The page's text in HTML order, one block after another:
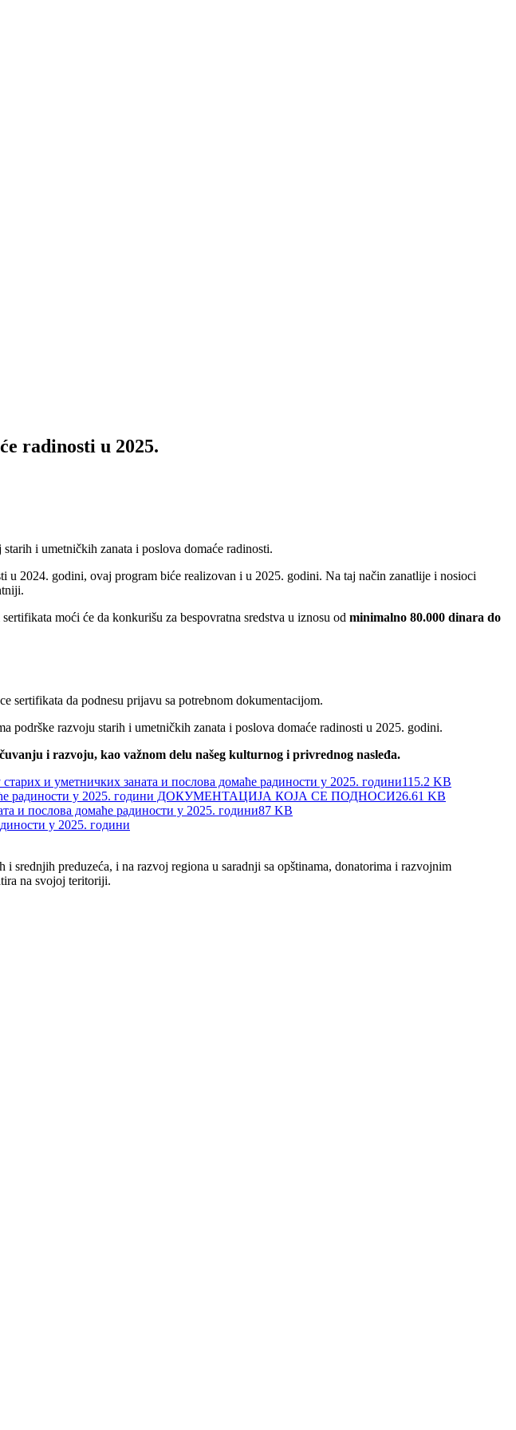
radinosti u 2025.
i umetničkih zanata i poslova domaće radinosti.
u 2024. godini, ovaj program biće realizovan i u 2025. godini. Na taj način zanatlije i nosioci
moći će da konkurišu za bespovratna sredstva u iznosu od minimalno 80.000 dinara do
sertifikata da podnesu prijavu sa potrebnom dokumentacijom.
podrške razvoju starih i umetničkih zanata i poslova domaće radinosti u 2025. godini.
i razvoju, kao važnom delu našeg kulturnog i privrednog nasleđa.
уметничких заната и послова домаће радиности у 2025. години115.2 KB
радиности у 2025. години ДОКУМЕНТАЦИЈА КОЈА СЕ ПОДНОСИ26.61 KB
и послова домаће радиности у 2025. години87 KB
у 2025. години
srednjih preduzeća, i na razvoj regiona u saradnji sa opštinama, donatorima i razvojnim
na svojoj teritoriji.